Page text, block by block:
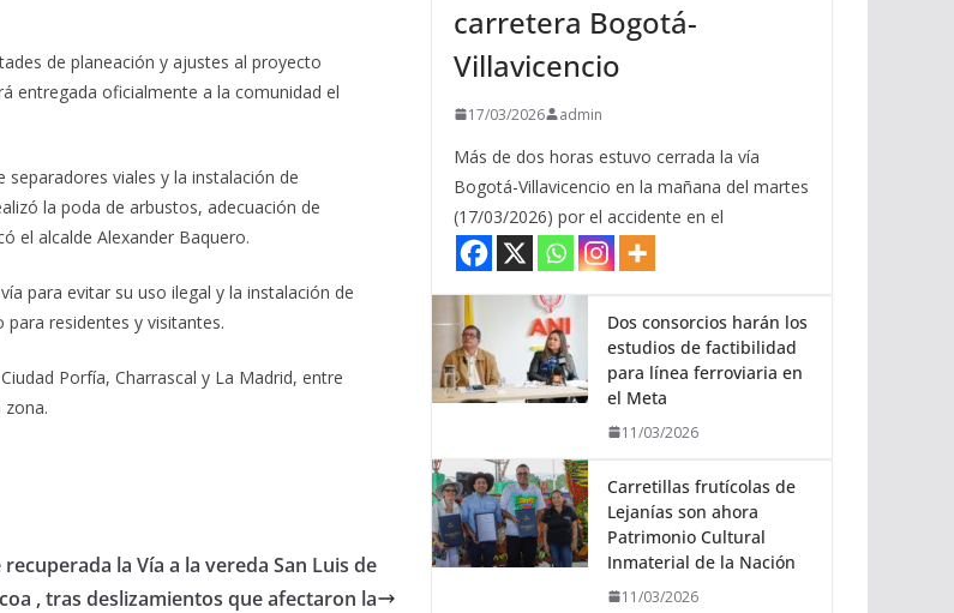
de planeación y ajustes al proyecto
entregada oficialmente a la comunidad el
viales y la instalación de
la poda de arbustos, adecuación de
el alcalde Alexander Baquero.
para evitar su uso ilegal y la instalación de
residentes y visitantes.
Porfía, Charrascal y La Madrid, entre
recuperada la Vía a la vereda San Luis de
, tras deslizamientos que afectaron la
carretera Bogotá-
Villavicencio
17/03/2026 admin
Más de dos horas estuvo cerrada la vía
Bogotá-Villavicencio en la mañana del martes
(17/03/2026) por el accidente en el
Dos consorcios harán los
estudios de factibilidad
para línea ferroviaria en
el Meta
11/03/2026
Carretillas frutícolas de
Lejanías son ahora
Patrimonio Cultural
Inmaterial de la Nación
11/03/2026